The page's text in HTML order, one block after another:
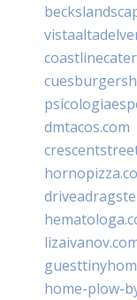
dmtacos.com
home-plow-